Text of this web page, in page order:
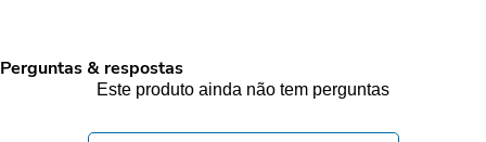
Perguntas & respostas
Este produto ainda não tem perguntas